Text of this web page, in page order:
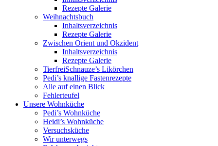
Rezepte Galerie
Weihnachtsbuch
Inhaltsverzeichnis
Rezepte Galerie
Zwischen Orient und Okzident
Inhaltsverzeichnis
Rezepte Galerie
TierfreiSchnauze’s Likörchen
Pedi’s knallige Fastenrezepte
Alle auf einen Blick
Fehlerteufel
Unsere Wohnküche
Pedi’s Wohnküche
Heidi’s Wohnküche
Versuchsküche
Wir unterwegs